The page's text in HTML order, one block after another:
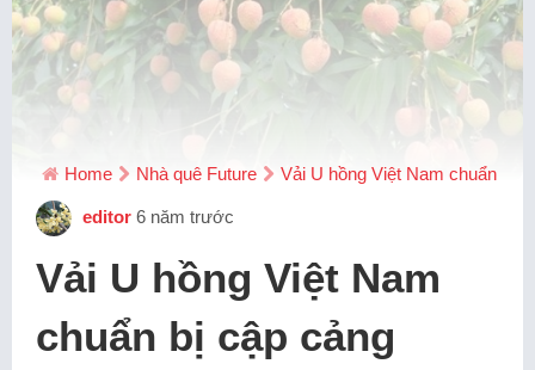
Home Nhà quê Future Vải U hồng Việt Nam chuẩn bị
editor 6 năm trước
Vải U hồng Việt Nam
chuẩn bị cập cảng